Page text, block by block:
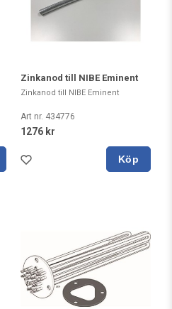
Zinkanod till NIBE Eminent
Zinkanod till NIBE Eminent
Art nr. 434776
1276 kr
Köp